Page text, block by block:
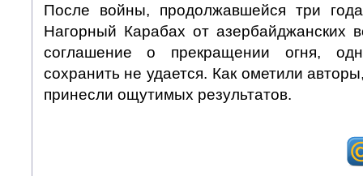
После войны, продолжавшейся три
Нагорный Карабах от азербайджанских
соглашение о прекращении огня,
сохранить не удается. Как ометили
принесли ощутимых результатов.